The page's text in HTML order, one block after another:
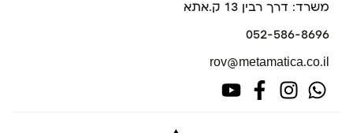
משרד: דרך רבין 13 ק.אתא
052-586-8696
rov@metamatica.co.il